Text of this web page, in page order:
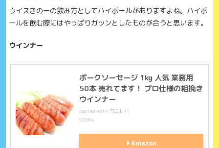
ウイスきのーの飲み方としてハイボールがありますよね。ハイボ
ールを飲む際にはやっぱりガツンとしたものが合うと思います。
ウインナー
ポークソーセージ 1kg 人気 業務用
50本 売れてます！ プロ仕様の粗挽き
ウインナー
posted with カエレバ
SEARA
Amazon